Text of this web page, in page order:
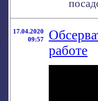
17.04.2020
09:57
работе